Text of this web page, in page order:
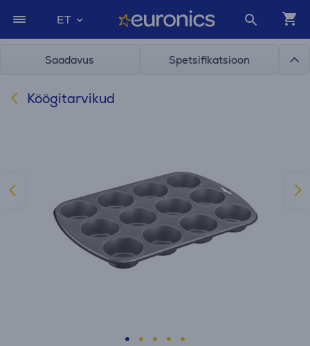
ET
Saadavus Spetsifikatsioon
Köögitarvikud